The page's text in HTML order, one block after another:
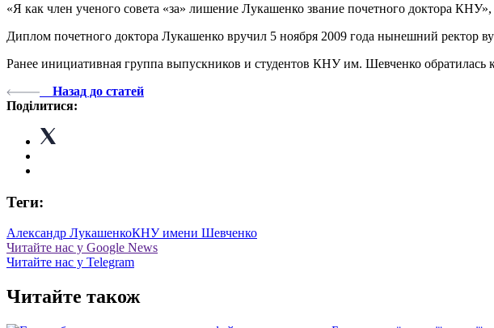
«Я как член ученого совета «за» лишение Лукашенко звание почетного доктора
Диплом почетного доктора Лукашенко вручил 5 ноября 2009 года нынешний ректор
Ранее инициативная группа выпускников и студентов КНУ им. Шевченко обратилась
Назад до статей
Поділитися:
Теги:
Александр ЛукашенкоКНУ имени Шевченко
Читайте нас у Google News
Читайте нас у Telegram
Читайте також